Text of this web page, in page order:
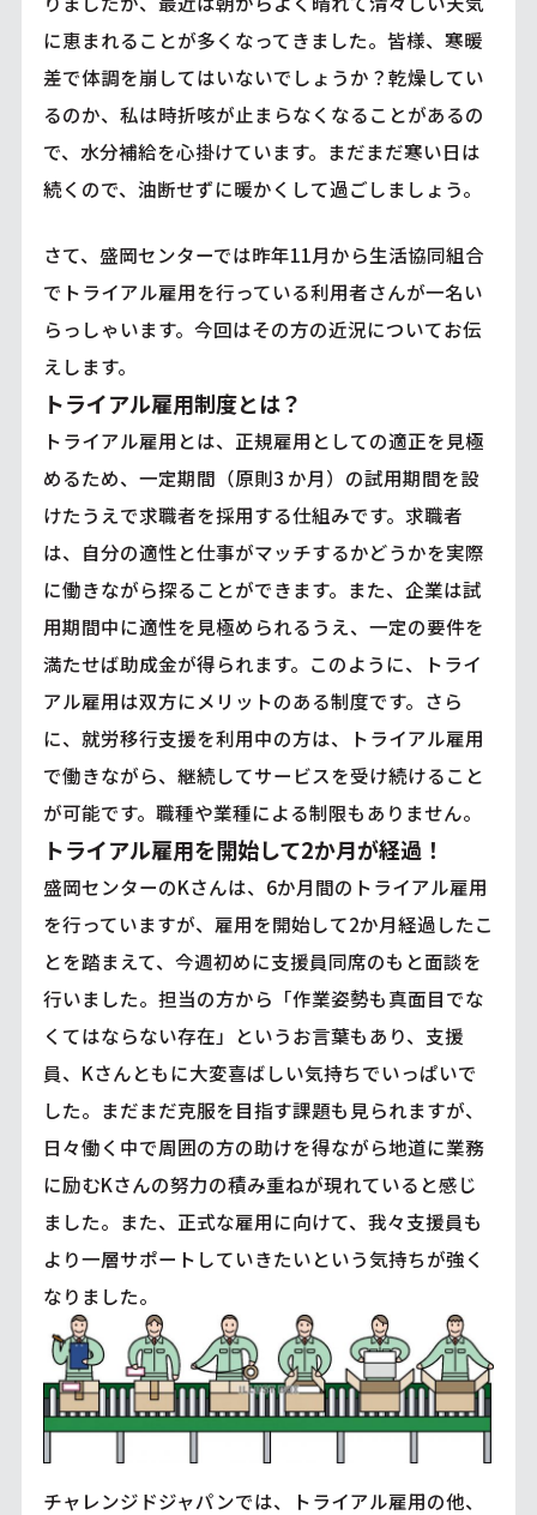
に恵まれることが多くなってきました。皆様、寒暖
差で体調を崩してはいないでしょうか？乾燥してい
るのか、私は時折咳が止まらなくなることがあるの
で、水分補給を心掛けています。まだまだ寒い日は
続くので、油断せずに暖かくして過ごしましょう。
さて、盛岡センターでは昨年11月から生活協同組合
でトライアル雇用を行っている利用者さんが一名い
らっしゃいます。今回はその方の近況についてお伝
えします。
トライアル雇用制度とは？
トライアル雇用とは、正規雇用としての適正を見極
めるため、一定期間（原則3 か月）の試用期間を設
けたうえで求職者を採用する仕組みです。求職者
は、自分の適性と仕事がマッチするかどうかを実際
に働きながら探ることができます。また、企業は試
用期間中に適性を見極められるうえ、一定の要件を
満たせば助成金が得られます。このように、トライ
アル雇用は双方にメリットのある制度です。さら
に、就労移行支援を利用中の方は、トライアル雇用
で働きながら、継続してサービスを受け続けること
が可能です。職種や業種による制限もありません。
トライアル雇用を開始して2か月が経過！
盛岡センターのKさんは、6か月間のトライアル雇用
を行っていますが、雇用を開始して2か月経過したこ
とを踏まえて、今週初めに支援員同席のもと面談を
行いました。担当の方から「作業姿勢も真面目でな
くてはならない存在」というお言葉もあり、支援
員、Kさんともに大変喜ばしい気持ちでいっぱいで
した。まだまだ克服を目指す課題も見られますが、
日々働く中で周囲の方の助けを得ながら地道に業務
に励むKさんの努力の積み重ねが現れていると感じ
ました。また、正式な雇用に向けて、我々支援員も
より一層サポートしていきたいという気持ちが強く
なりました。
チャレンジドジャパンでは、トライアル雇用の他、